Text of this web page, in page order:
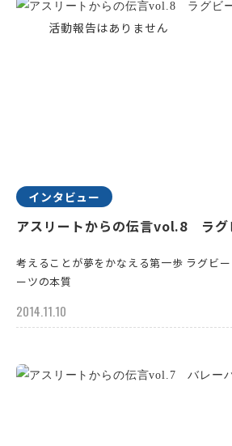
インタビュー
アスリートからの伝言vol.8 ラグ
考えることが夢をかなえる第一歩 ラグビ
ーツの本質
2014.11.10